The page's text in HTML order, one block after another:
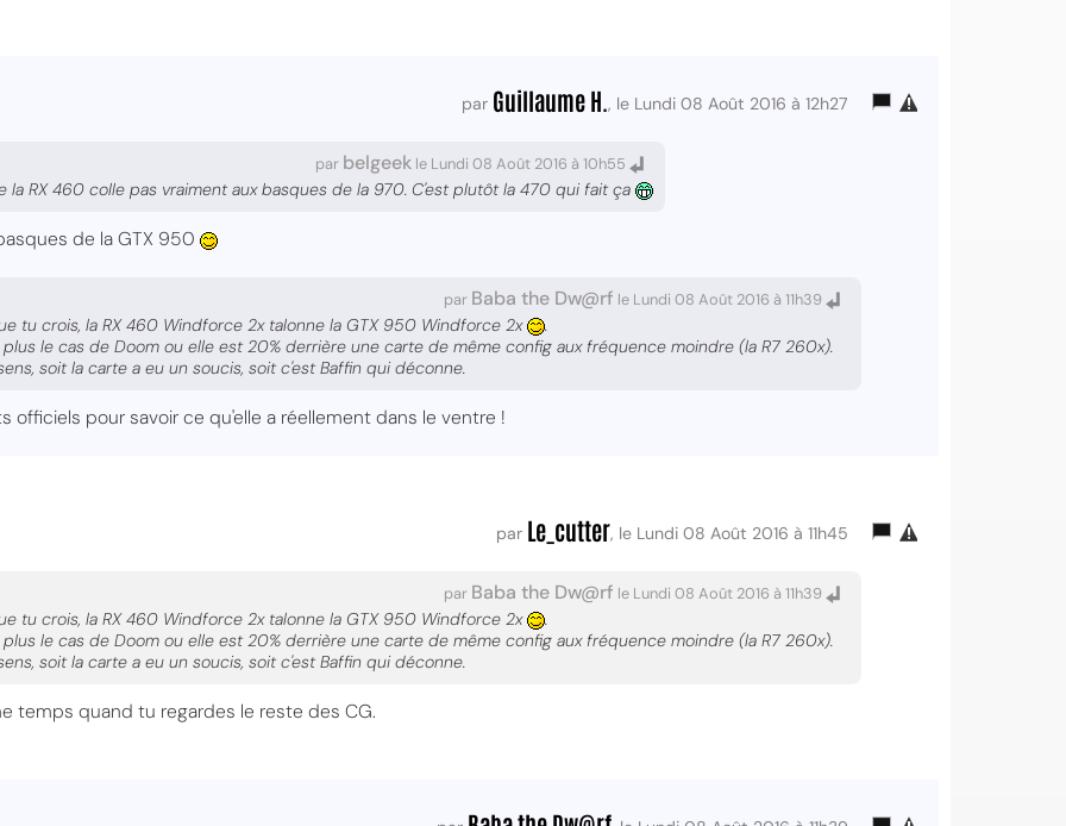
par Guillaume H. , le Lundi 08 Août 2016 à 12h27
par belgeek le Lundi 08 Août 2016 à 10h55
la RX 460 colle pas vraiment aux basques de la 970. C'est plutôt la 470 qui fait ça
de la GTX 950
par Baba the Dw@rf le Lundi 08 Août 2016 à 11h39
tu crois, la RX 460 Windforce 2x talonne la GTX 950 Windforce 2x
.
le cas de Doom ou elle est 20% derrière une carte de même config aux fréquence moindre (la R7 260x).
soit la carte a eu un soucis, soit c'est Baffin qui déconne.
officiels pour savoir ce qu'elle a réellement dans le ventre !
par Le_cutter, le Lundi 08 Août 2016 à 11h45
par Baba the Dw@rf le Lundi 08 Août 2016 à 11h39
tu crois, la RX 460 Windforce 2x talonne la GTX 950 Windforce 2x
.
le cas de Doom ou elle est 20% derrière une carte de même config aux fréquence moindre (la R7 260x).
soit la carte a eu un soucis, soit c'est Baffin qui déconne.
temps quand tu regardes le reste des CG.